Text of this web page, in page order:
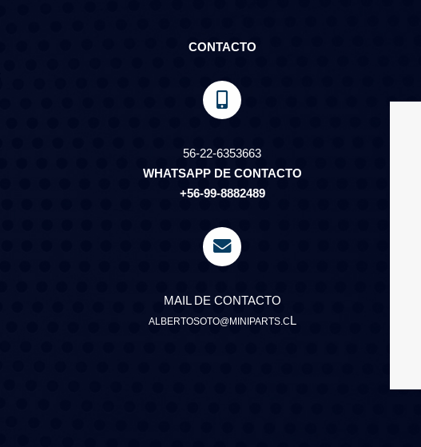
CONTACTO
56-22-6353663
WHATSAPP DE CONTACTO
+56-99-8882489
MAIL DE CONTACTO
ALBERTOSOTO@MINIPARTS.CL